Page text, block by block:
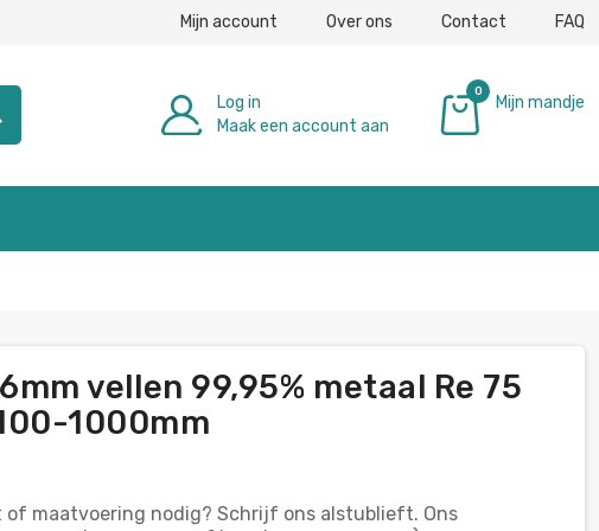
Mijn account Over ons Contact FAQ
Log in
Maak een account aan
0
Mijn mandje
vellen 99,95% metaal Re 75
1000mm
maatvoering nodig? Schrijf ons alstublieft. Ons